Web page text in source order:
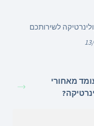
לשירותכם
מאחורי